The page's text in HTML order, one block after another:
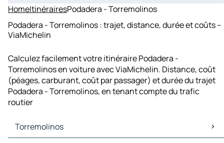
HomeItinérairesPodadera - Torremolinos
Podadera - Torremolinos : trajet, distance, durée et coûts –
ViaMichelin
Calculez facilement votre itinéraire Podadera -
Torremolinos en voiture avec ViaMichelin. Distance, coût
(péages, carburant, coût par passager) et durée du trajet
Podadera - Torremolinos, en tenant compte du trafic
routier
Torremolinos